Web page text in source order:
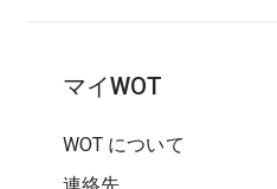
マイWOT
WOT について